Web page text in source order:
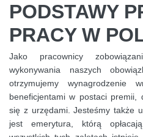
PODSTAWY
PRACY W
Jako pracownicy
wykonywania naszych
otrzymujemy wynagrodzenie
beneficjentami w postaci premii,
się z urzędami. Jesteśmy także
jest emerytura, którą